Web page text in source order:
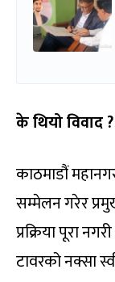
के थियो विवाद ?
काठमाडौं
सम्मेलन गरेर
प्रक्रिया पूरा
टावरको नक्सा